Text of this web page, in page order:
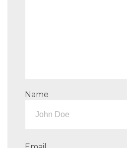
Name